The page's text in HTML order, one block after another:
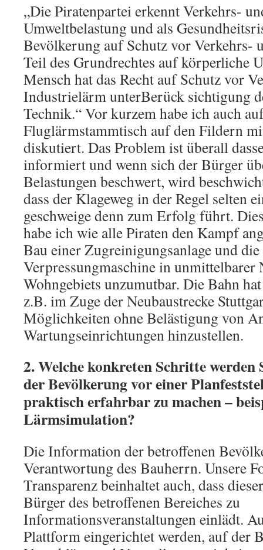
„Die Piratenpartei erkennt Verkehrs-
Umweltbelastung und als
Bevölkerung auf Schutz vor Verkehrs-
Teil des Grundrechtes auf körperliche
Mensch hat das Recht auf Schutz vor
Industrielärm unterBerück sichtigung
Technik.“ Vor kurzem habe ich auch
Fluglärmstammtisch auf den Fildern
diskutiert. Das Problem ist überall
informiert und wenn sich der Bürger
Belastungen beschwert, wird
dass der Klageweg in der Regel selten
geschweige denn zum Erfolg führt.
habe ich wie alle Piraten den Kampf
Bau einer Zugreinigungsanlage und
Verpressungmaschine in unmittelbarer
Wohngebiets unzumutbar. Die Bahn
z.B. im Zuge der Neubaustrecke
Möglichkeiten ohne Belästigung von
Wartungseinrichtungen hinzustellen.
2. Welche konkreten Schritte werden
der Bevölkerung vor einer
praktisch erfahrbar zu machen –
Lärmsimulation?
Die Information der betroffenen
Verantwortung des Bauherrn. Unsere
Transparenz beinhaltet auch, dass
Bürger des betroffenen Bereiches zu
Informationsveranstaltungen einlädt.
Plattform eingerichtet werden, auf der